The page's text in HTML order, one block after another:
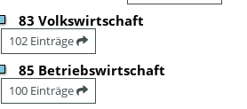
83 Volkswirtschaft
102 Einträge
85 Betriebswirtschaft
100 Einträge